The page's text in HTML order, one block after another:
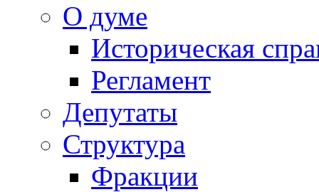
О думе
Историческая
Регламент
Депутаты
Структура
Фракции